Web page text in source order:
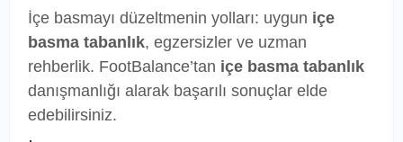
İçe basmayı düzeltmenin yolları: uygun içe
basma tabanlık, egzersizler ve uzman
rehberlik. FootBalance’tan içe basma tabanlık
danışmanlığı alarak başarılı sonuçlar elde
edebilirsiniz.